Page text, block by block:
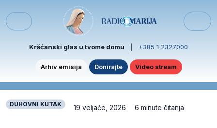
Menu
Kršćanski glas u tvome domu +385 1 2327000
Arhiv emisija Donirajte Video stream
DUHOVNI KUTAK 19 veljače, 2026 6 minute čitanja